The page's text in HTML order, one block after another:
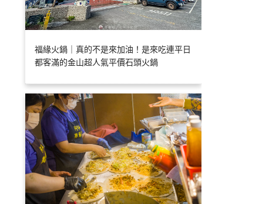
福緣火鍋｜真的不是來加油！是來吃連平日
都客滿的金山超人氣平價石頭火鍋